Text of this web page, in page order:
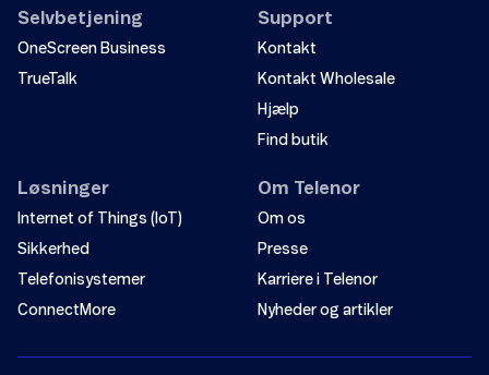
Selvbetjening
OneScreen Business
TrueTalk
Support
Kontakt
Kontakt Wholesale
Hjælp
Find butik
Løsninger
Internet of Things (IoT)
Sikkerhed
Telefonisystemer
ConnectMore
Om Telenor
Om os
Presse
Karriere i Telenor
Nyheder og artikler